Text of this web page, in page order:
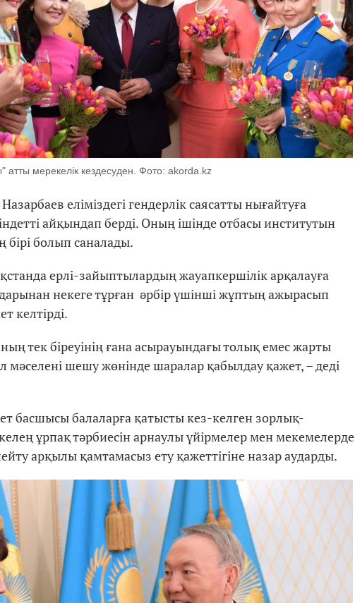
атты мерекелік кездесуден. Фото: akorda.kz
еліміздегі гендерлік саясатты нығайтуға
айқындап берді. Оның ішінде отбасы институтын
бірі болып саналады.
ерлі-зайыптылардың жауапкершілік арқалауға
некеге тұрған әрбір үшінші жұптың ажырасып
келтірді.
тек біреуінің ғана асырауындағы толық емес жарты
мәселені шешу жөнінде шаралар қабылдау қажет, – деді
басшысы балаларға қатысты кез-келген зорлық-
ұрпақ тәрбиесін арнаулы үйірмелер мен мекемелерде
арқылы қамтамасыз ету қажеттігіне назар аударды.